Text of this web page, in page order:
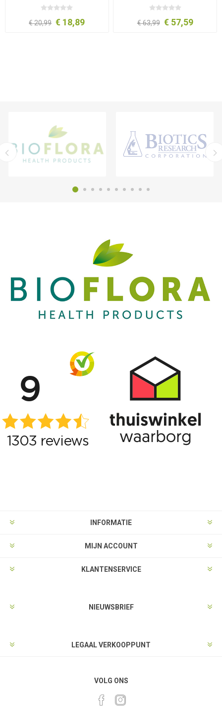
€ 20,99 € 18,89 € 63,99 € 57,59
INFORMATIE
MIJN ACCOUNT
KLANTENSERVICE
NIEUWSBRIEF
LEGAAL VERKOOPPUNT
VOLG ONS